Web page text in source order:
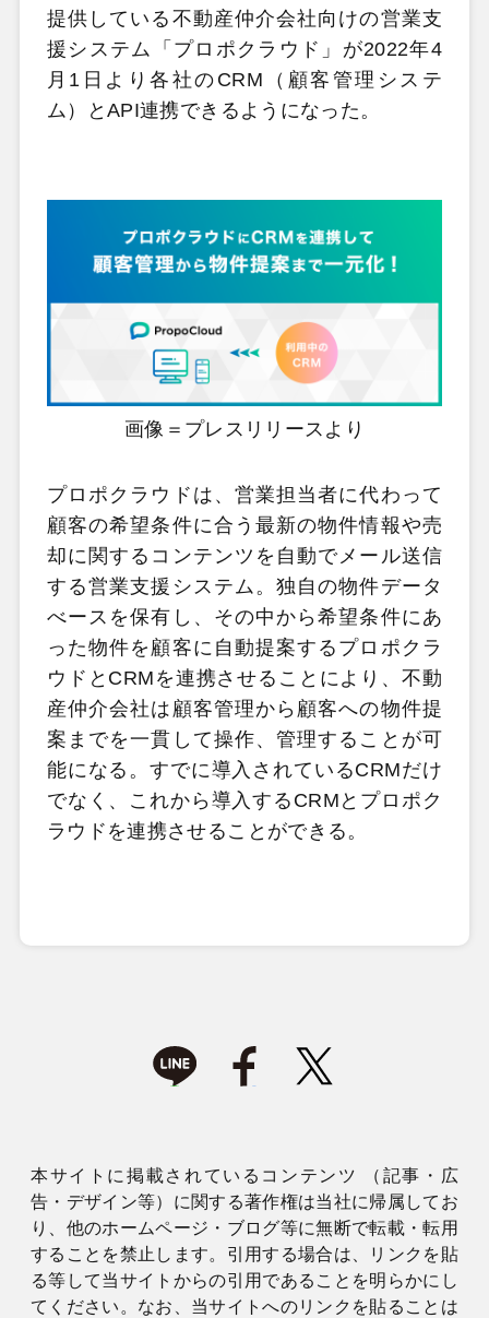
提供している不動産仲介会社向けの営業支
援システム「プロポクラウド」が2022年4
月1日より各社のCRM（顧客管理システ
ム）とAPI連携できるようになった。
画像＝プレスリリースより
プロポクラウドは、営業担当者に代わって
顧客の希望条件に合う最新の物件情報や売
却に関するコンテンツを自動でメール送信
する営業支援システム。独自の物件データ
べースを保有し、その中から希望条件にあ
った物件を顧客に自動提案するプロポクラ
ウドとCRMを連携させることにより、不動
産仲介会社は顧客管理から顧客への物件提
案までを一貫して操作、管理することが可
能になる。すでに導入されているCRMだけ
でなく、これから導入するCRMとプロポク
ラウドを連携させることができる。
本サイトに掲載されているコンテンツ （記事・広
告・デザイン等）に関する著作権は当社に帰属してお
り、他のホームページ・ブログ等に無断で転載・転用
することを禁止します。引用する場合は、リンクを貼
る等して当サイトからの引用であることを明らかにし
てください。なお、当サイトへのリンクを貼ることは